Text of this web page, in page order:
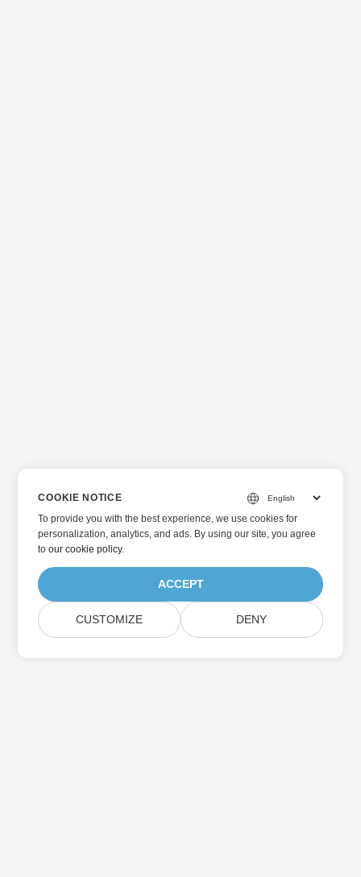
COOKIE NOTICE
To provide you with the best experience, we use cookies for
personalization, analytics, and ads. By using our site, you agree
toour cookie policy.
ACCEPT
CUSTOMIZE DENY